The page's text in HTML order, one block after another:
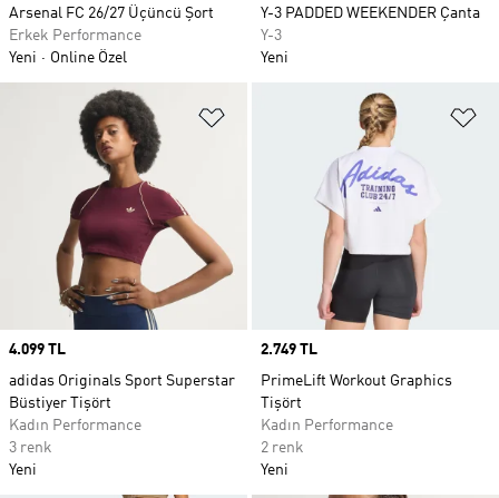
Arsenal FC 26/27 Üçüncü Şort
Erkek Performance
Yeni
Online Özel
Y-3 PADDED WEEKENDER Çanta
Y-3
Yeni
Favori Listesine Ekle
Price
4.099 TL
adidas Originals Sport Superstar
Büstiyer Tişört
Kadın Performance
3 renk
Yeni
Price
2.749 TL
PrimeLift Workout Graphics
Tişört
Kadın Performance
2 renk
Yeni